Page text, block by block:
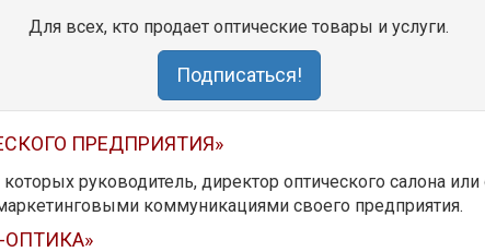
Для всех, кто продает оптические товары и услуги.
Подписаться!
ПРЕДПРИЯТИЯ»
руководитель, директор оптического салона
коммуникациями своего предприятия.
ОПТИКА»